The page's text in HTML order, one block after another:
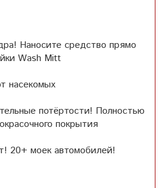
Наносите средство прямо
Wash Mitt
насекомых
потёртости! Полностью
покрытия
20+ моек автомобилей!